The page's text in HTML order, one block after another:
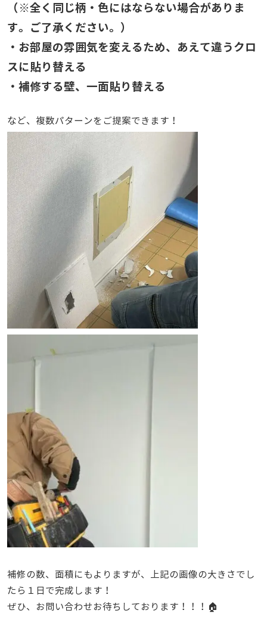
（※全く同じ柄・色にはならない場合がありま
す。ご了承ください。）
・お部屋の雰囲気を変えるため、あえて違うクロ
スに貼り替える
・補修する壁、一面貼り替える
など、複数パターンをご提案できます！
補修の数、面積にもよりますが、上記の画像の大きさでし
たら１日で完成します！
ぜひ、お問い合わせお待ちしております！！！🏠